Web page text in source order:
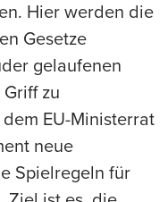
Hier werden die
Gesetze
gelaufenen
zu
EU-Ministerrat
neue
Spielregeln für